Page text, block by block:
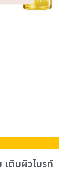
เติมผิวไบรท์